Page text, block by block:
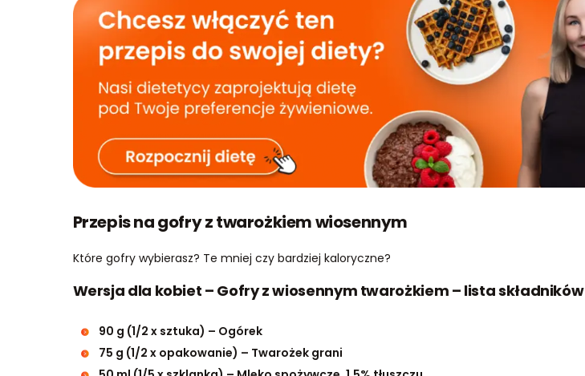
Przepis na gofry z twarożkiem wiosennym
Które gofry wybierasz? Te mniej czy bardziej kaloryczne?
Wersja dla kobiet – Gofry z wiosennym twarożkiem – lista składników
90 g (1/2 x sztuka) – Ogórek
75 g (1/2 x opakowanie) – Twarożek grani